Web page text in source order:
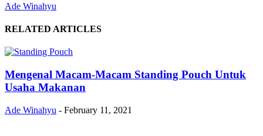
Ade Winahyu
RELATED ARTICLES
Mengenal Macam-Macam Standing Pouch Untuk
Usaha Makanan
Ade Winahyu - February 11, 2021